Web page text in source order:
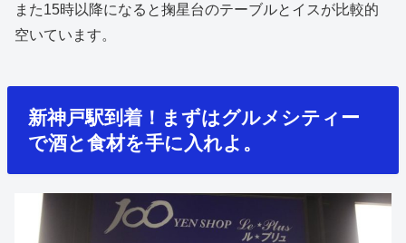
また15時以降になると掬星台のテーブルとイスが比較的
空いています。
新神戸駅到着！まずはグルメシティー
で酒と食材を手に入れよ。